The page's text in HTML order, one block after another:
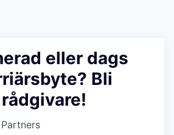
eller dags
Bli